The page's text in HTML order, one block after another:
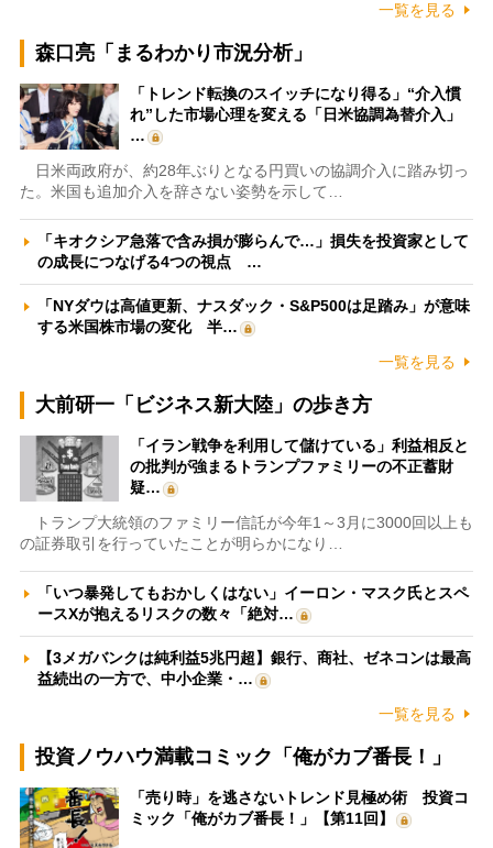
一覧を見る
森口亮「まるわかり市況分析」
「トレンド転換のスイッチになり得る」“介入慣
れ”した市場心理を変える「日米協調為替介入」
…
日米両政府が、約28年ぶりとなる円買いの協調介入に踏み切っ
た。米国も追加介入を辞さない姿勢を示して…
「キオクシア急落で含み損が膨らんで…」損失を投資家として
の成長につなげる4つの視点 …
「NYダウは高値更新、ナスダック・S&P500は足踏み」が意味
する米国株市場の変化 半…
一覧を見る
大前研一「ビジネス新大陸」の歩き方
「イラン戦争を利用して儲けている」利益相反と
の批判が強まるトランプファミリーの不正蓄財
疑…
トランプ大統領のファミリー信託が今年1～3月に3000回以上も
の証券取引を行っていたことが明らかになり…
「いつ暴発してもおかしくはない」イーロン・マスク氏とスペ
ースXが抱えるリスクの数々「絶対…
【3メガバンクは純利益5兆円超】銀行、商社、ゼネコンは最高
益続出の一方で、中小企業・…
一覧を見る
投資ノウハウ満載コミック「俺がカブ番長！」
「売り時」を逃さないトレンド見極め術 投資コ
ミック「俺がカブ番長！」【第11回】